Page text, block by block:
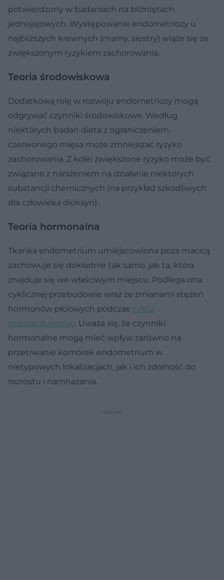
potwierdzony w badaniach na bliźniętach
jednojajowych. Występowanie endometriozy u
najbliższych krewnych (mamy, siostry) wiąże się ze
zwiększonym ryzykiem zachorowania.
Teoria środowiskowa
Dodatkową rolę w rozwoju endometriozy mogą
odgrywać czynniki środowiskowe. Według
niektórych badań dieta z ograniczeniem
czerwonego mięsa może zmniejszać ryzyko
zachorowania. Z kolei zwiększone ryzyko może być
związane z narażeniem na działanie niektórych
substancji chemicznych (na przykład szkodliwych
dla człowieka dioksyn).
Teoria hormonalna
Tkanka endometrium umiejscowiona poza macicą
zachowuje się dokładnie tak samo, jak ta, która
znajduje się we właściwym miejscu. Podlega ona
cyklicznej przebudowie wraz ze zmianami stężeń
hormonów płciowych podczas cyklu
miesiączkowego. Uważa się, że czynniki
hormonalne mogą mieć wpływ zarówno na
przetrwanie komórek endometrium w
nietypowych lokalizacjach, jak i ich zdolność do
rozrostu i namnażania.